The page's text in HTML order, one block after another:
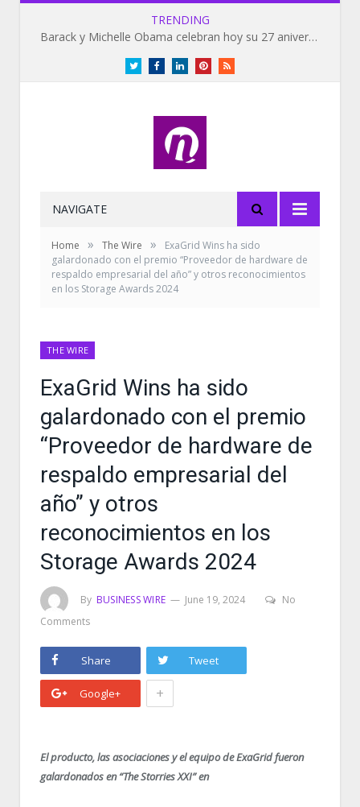
TRENDING
Barack y Michelle Obama celebran hoy su 27 aniversario de bodas
TwitterFacebookLinkedInPinterestRSS
NAVIGATE
Home » The Wire »
ExaGrid Wins ha sido
galardonado con el premio “Proveedor de hardware de
respaldo empresarial del año” y otros reconocimientos
en los Storage Awards 2024
THE WIRE
ExaGrid Wins ha sido
galardonado con el premio
“Proveedor de hardware de
respaldo empresarial del
año” y otros
reconocimientos en los
Storage Awards 2024
By BUSINESS WIRE June 19, 2024
No
Comments
Share Tweet
Google+ +
El producto, las asociaciones y el equipo de ExaGrid fueron
galardonados en “The Storries XXI” en